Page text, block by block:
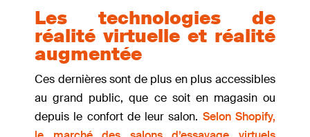
Les technologies de
réalité virtuelle et réalité
augmentée
Ces dernières sont de plus en plus accessibles
au grand public, que ce soit en magasin ou
depuis le confort de leur salon. Selon Shopify,